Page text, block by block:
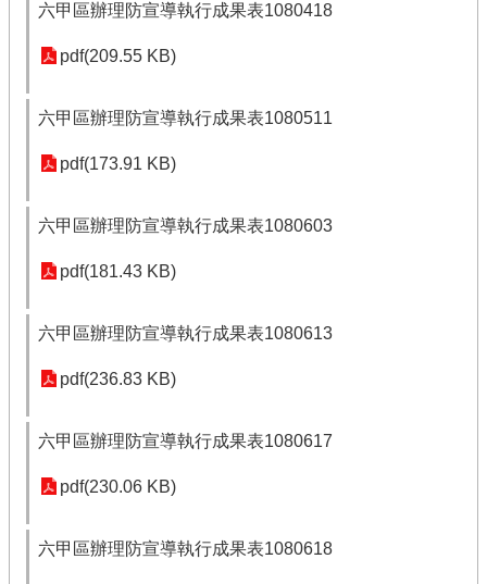
六甲區辦理防宣導執行成果表1080418
pdf(209.55 KB)
六甲區辦理防宣導執行成果表1080511
pdf(173.91 KB)
六甲區辦理防宣導執行成果表1080603
pdf(181.43 KB)
六甲區辦理防宣導執行成果表1080613
pdf(236.83 KB)
六甲區辦理防宣導執行成果表1080617
pdf(230.06 KB)
六甲區辦理防宣導執行成果表1080618